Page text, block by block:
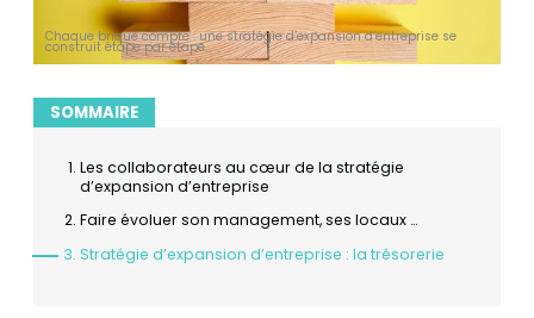
Chaque brique compte : une stratégie d’expansion d’entreprise se
construit étape par étape.
SOMMAIRE
Les collaborateurs au cœur de la stratégie
d’expansion d’entreprise
Faire évoluer son management, ses locaux …
Stratégie d’expansion d’entreprise : la trésorerie